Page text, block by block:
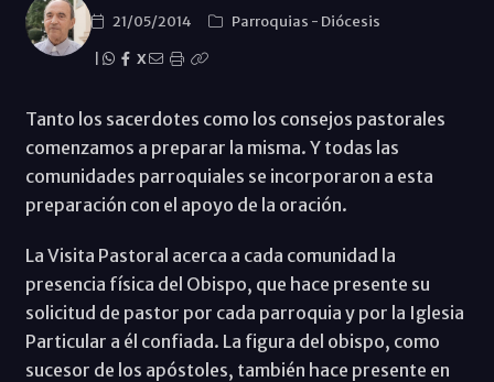
21/05/2014 Parroquias - Diócesis
X
Tanto los sacerdotes como los consejos pastorales
comenzamos a preparar la misma. Y todas las
comunidades parroquiales se incorporaron a esta
preparación con el apoyo de la oración.
La Visita Pastoral acerca a cada comunidad la
presencia física del Obispo, que hace presente su
solicitud de pastor por cada parroquia y por la Iglesia
Particular a él confiada. La figura del obispo, como
sucesor de los apóstoles, también hace presente en